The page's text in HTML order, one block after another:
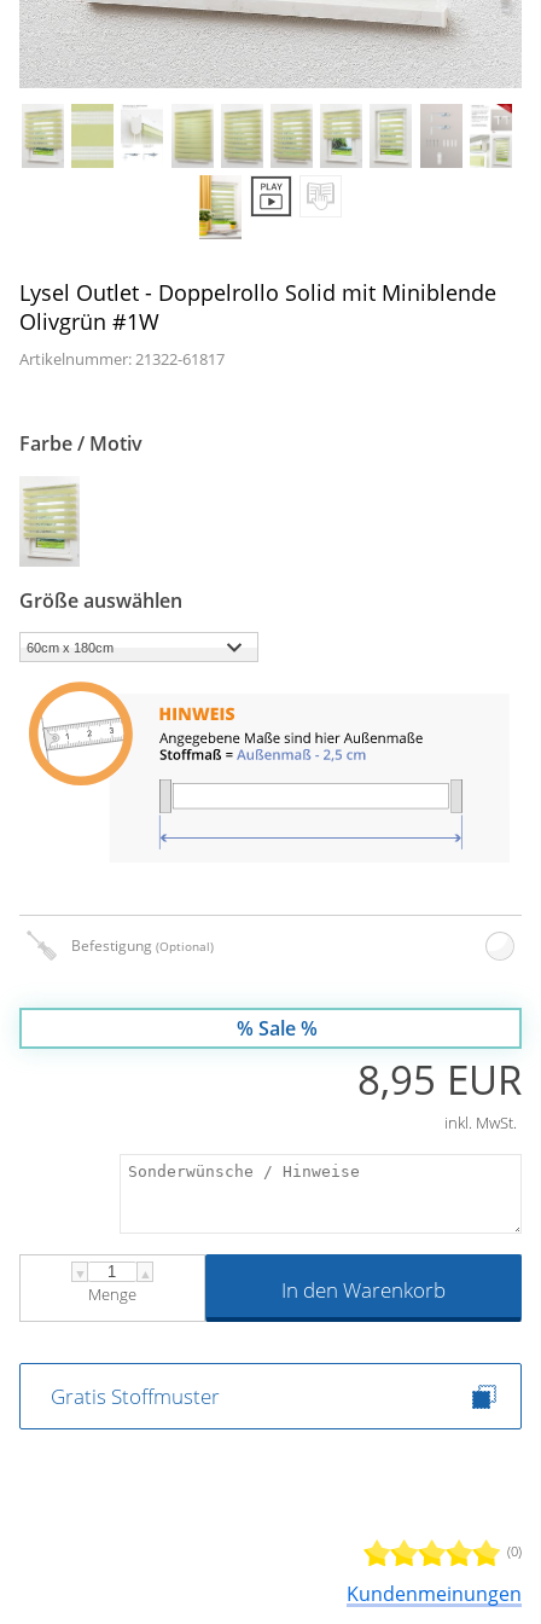
Gardinenstange
Stoffe
Panneaux
Lysel Outlet - Doppelrollo Solid mit Miniblende
Olivgrün #1W
Artikelnummer: 21322-61817
Farbe / Motiv
Größe auswählen
Befestigung (Optional)
(0)
Kundenmeinungen
% Sale %
8,95 EUR
inkl. MwSt.
▼ ▲
Menge In den Warenkorb
Gratis Stoffmuster